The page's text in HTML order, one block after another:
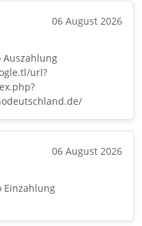
06 August 2026
Auszahlung
url?
06 August 2026
Einzahlung